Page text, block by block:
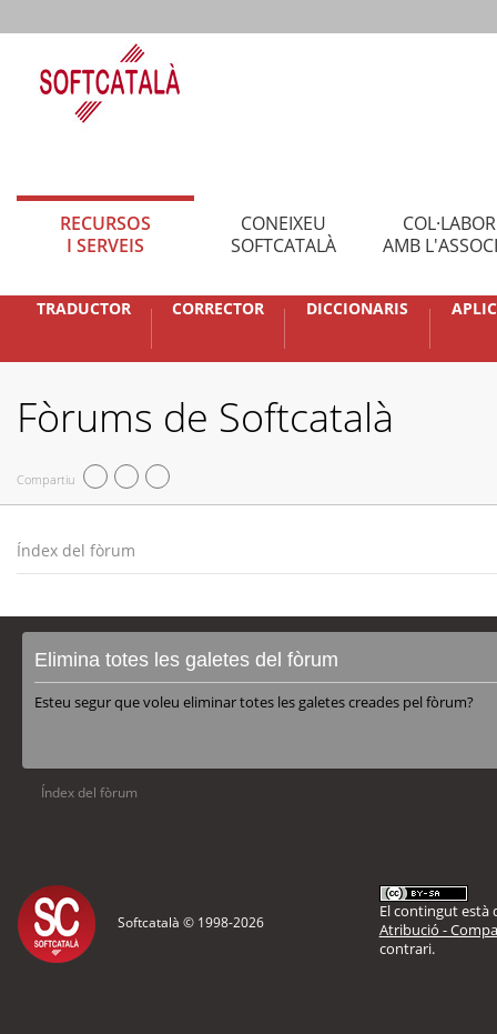
RECURSOS
I SERVEIS
CONEIXEU
SOFTCATALÀ
AMB
TRADUCTOR CORRECTOR DICCIONARIS
Fòrums de Softcatalà
Compartiu
Índex del fòrum
Elimina totes les galetes del fòrum
Esteu segur que voleu eliminar totes les galetes creades pel fòrum?
Índex del fòrum
Softcatalà © 1998-2026
El contingut està
Atribució -
contrari.